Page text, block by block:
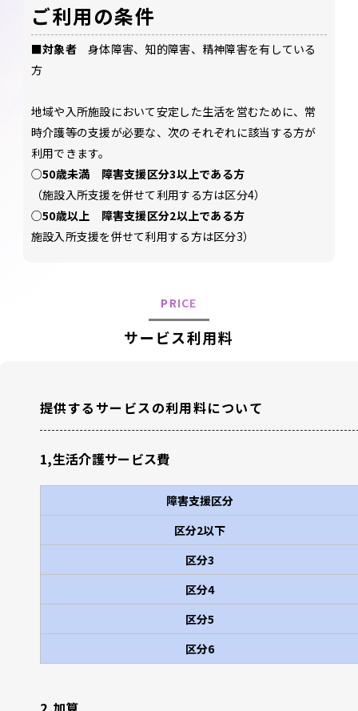
ご利用の条件
■対象者身体障害、知的障害、精神障害を有している
方
地域や入所施設において安定した生活を営むために、 常
時介護等の支援が必要な、次のそれぞれに該当する方が
利用できます。
○50歳未満 障害支援区分3以上である方
（施設入所支援を併せて利用する方は区分4）
○50歳以上 障害支援区分2以上である方
施設入所支援を併せて利用する方は区分3）
PRICE
サービス利用料
提供するサービスの利用料について
1,生活介護サービス費
障害支援区分
区分2以下
区分3
区分4
区分5
区分6